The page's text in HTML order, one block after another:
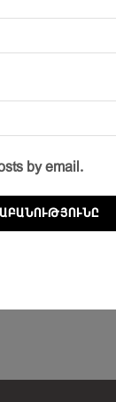
by email.